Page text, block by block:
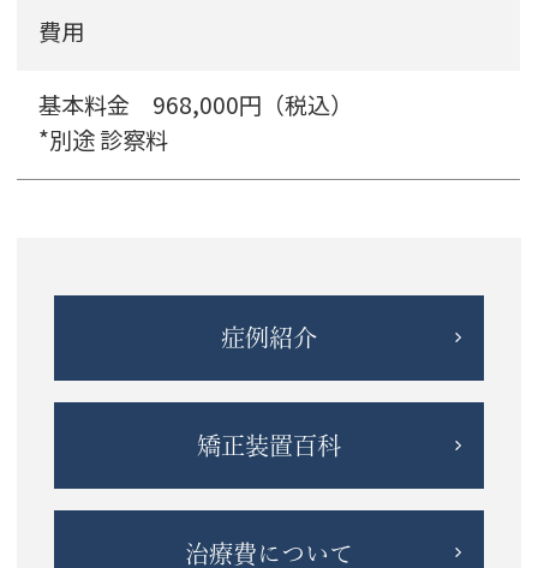
費用
基本料金 968,000円（税込）
*別途 診察料
*別途 診察料
Ⅰ期・Ⅱ期治療料金 968,000円（税込）
症例紹介
矯正装置百科
治療費について